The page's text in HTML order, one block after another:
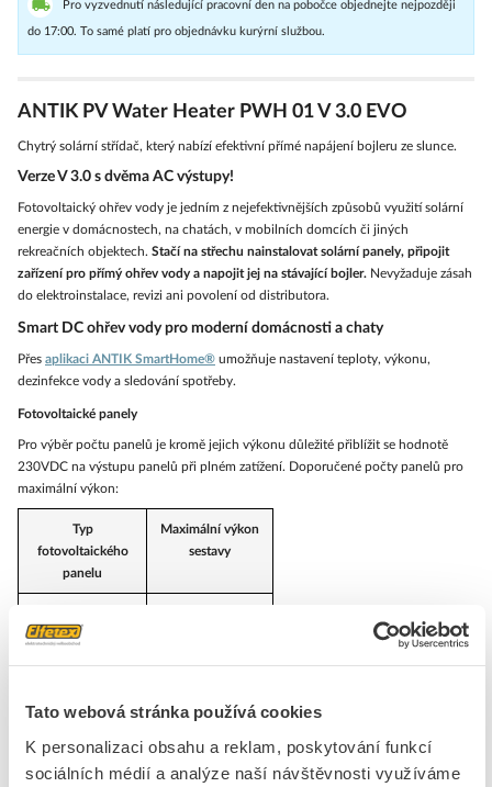
Tato webová stránka používá cookies
K personalizaci obsahu a reklam, poskytování funkcí
sociálních médií a analýze naší návštěvnosti využíváme
Pro vyzvednutí následující pracovní den na pobočce objednejte nejpozději
do 17:00. To samé platí pro objednávku kurýrní službou.
ANTIK PV Water Heater PWH 01 V 3.0 EVO
Chytrý solární střídač, který nabízí efektivní přímé napájení bojleru ze slunce.
Verze V 3.0 s dvěma AC výstupy!
Fotovoltaický ohřev vody je jedním z nejefektivnějších způsobů využití solární
energie v domácnostech, na chatách, v mobilních domcích či jiných
rekreačních objektech. Stačí na střechu nainstalovat solární panely, připojit
zařízení pro přímý ohřev vody a napojit jej na stávající bojler. Nevyžaduje zásah
do elektroinstalace, revizi ani povolení od distributora.
Smart DC ohřev vody pro moderní domácnosti a chaty
Přes aplikaci ANTIK SmartHome® umožňuje nastavení teploty, výkonu,
dezinfekce vody a sledování spotřeby.
Fotovoltaické panely
Pro výběr počtu panelů je kromě jejich výkonu důležité přiblížit se hodnotě
230VDC na výstupu panelů při plném zatížení. Doporučené počty panelů pro
maximální výkon:
Typ
fotovoltaického
panelu
Maximální výkon
sestavy
Značka ANTIK